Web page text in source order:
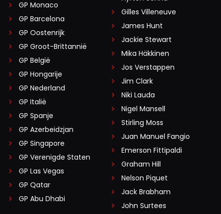
GP Monaco
GP Barcelona
GP Oostenrijk
GP Groot-Brittannië
GP België
GP Hongarije
GP Nederland
GP Italië
GP Spanje
GP Azerbeidzjan
GP Singapore
GP Verenigde Staten
GP Las Vegas
GP Qatar
GP Abu Dhabi
Gilles Villeneuve
James Hunt
Jackie Stewart
Mika Häkkinen
Jos Verstappen
Jim Clark
Niki Lauda
Nigel Mansell
Stirling Moss
Juan Manuel Fangio
Emerson Fittipaldi
Graham Hill
Nelson Piquet
Jack Brabham
John Surtees